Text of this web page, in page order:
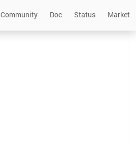
Community Doc Status Market